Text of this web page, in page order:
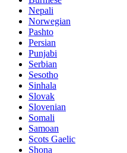
Nepali
Norwegian
Pashto
Persian
Punjabi
Serbian
Sesotho
Sinhala
Slovak
Slovenian
Somali
Samoan
Scots Gaelic
Shona